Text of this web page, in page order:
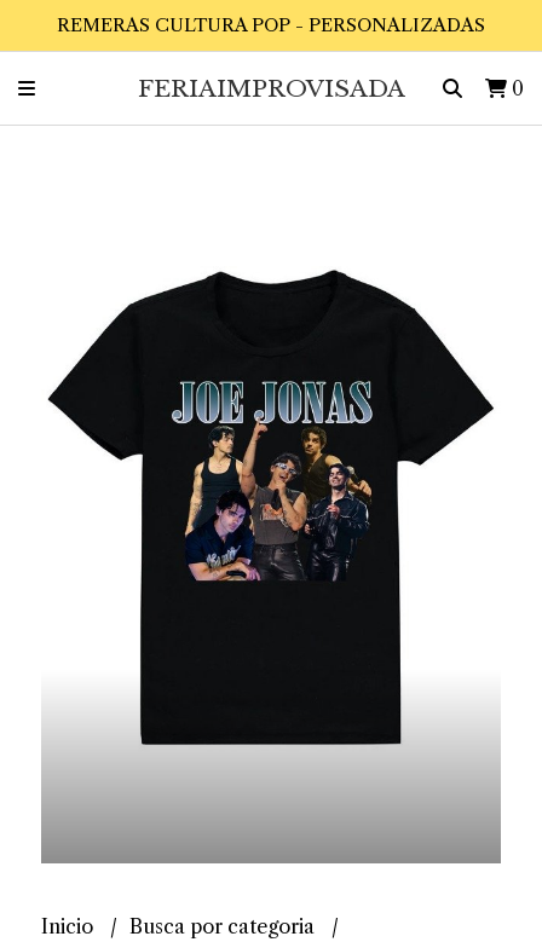
REMERAS CULTURA POP - PERSONALIZADAS
FERIAIMPROVISADA 0
Inicio
Busca por categoria